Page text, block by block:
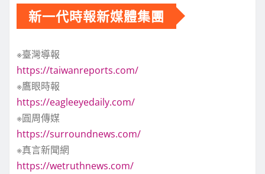
新一代時報新媒體集團
※臺灣導報
https://taiwanreports.com/
※鷹眼時報
https://eagleeyedaily.com/
※圓周傳媒
https://surroundnews.com/
※真言新聞網
https://wetruthnews.com/